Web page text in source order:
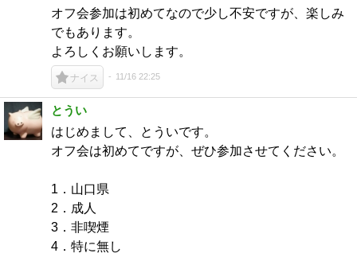
オフ会参加は初めてなので少し不安ですが、楽しみ
でもあります。
よろしくお願いします。
ナイス 11/16 22:25
とうい
はじめまして、とういです。
オフ会は初めてですが、ぜひ参加させてください。
1．山口県
2．成人
3．非喫煙
4．特に無し